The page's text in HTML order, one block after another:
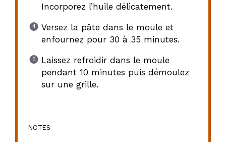
Incorporez l’huile délicatement.
Versez la pâte dans le moule et
enfournez pour 30 à 35 minutes.
Laissez refroidir dans le moule
pendant 10 minutes puis démoulez
sur une grille.
NOTES